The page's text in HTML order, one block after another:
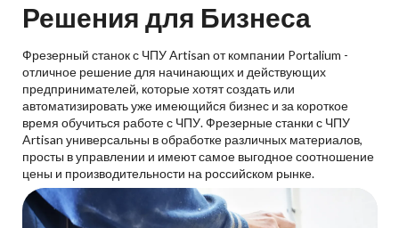
Решения для Бизнеса
Фрезерный станок с ЧПУ Artisan от компании Portalium -
отличное решение для начинающих и действующих
предпринимателей, которые хотят создать или
автоматизировать уже имеющийся бизнес и за короткое
время обучиться работе с ЧПУ. Фрезерные станки с ЧПУ
Artisan универсальны в обработке различных материалов,
просты в управлении и имеют самое выгодное соотношение
цены и производительности на российском рынке.